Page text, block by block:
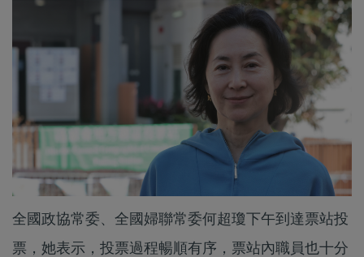
全國政協常委、全國婦聯常委何超瓊下午到達票站投
票，她表示，投票過程暢順有序，票站內職員也十分